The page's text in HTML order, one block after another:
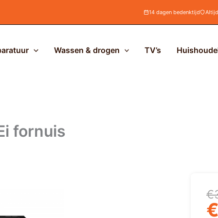
14 dagen bedenktijd
Wassen & drogen TV’s
fornuis
€
€